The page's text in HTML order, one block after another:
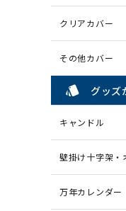
クリアカバー
その他カバー
style グッズ
キャンドル
壁掛け十字架・
万年カレンダー